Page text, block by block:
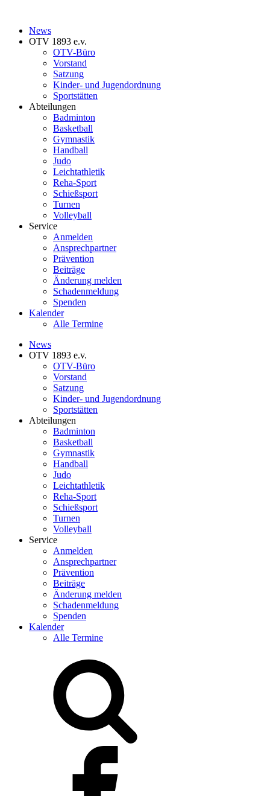
News
OTV 1893 e.v.
OTV-Büro
Vorstand
Satzung
Kinder- und Jugendordnung
Sportstätten
Abteilungen
Badminton
Basketball
Gymnastik
Handball
Judo
Leichtathletik
Reha-Sport
Schießsport
Turnen
Volleyball
Service
Anmelden
Ansprechpartner
Prävention
Beiträge
Änderung melden
Schadenmeldung
Spenden
Kalender
Alle Termine
News
OTV 1893 e.v.
OTV-Büro
Vorstand
Satzung
Kinder- und Jugendordnung
Sportstätten
Abteilungen
Badminton
Basketball
Gymnastik
Handball
Judo
Leichtathletik
Reha-Sport
Schießsport
Turnen
Volleyball
Service
Anmelden
Ansprechpartner
Prävention
Beiträge
Änderung melden
Schadenmeldung
Spenden
Kalender
Alle Termine